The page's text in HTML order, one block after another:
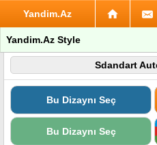
Yandim.Az
Yandim.Az Style
Sdandart
Bu Dizaynı Seç
Bu Dizaynı Seç